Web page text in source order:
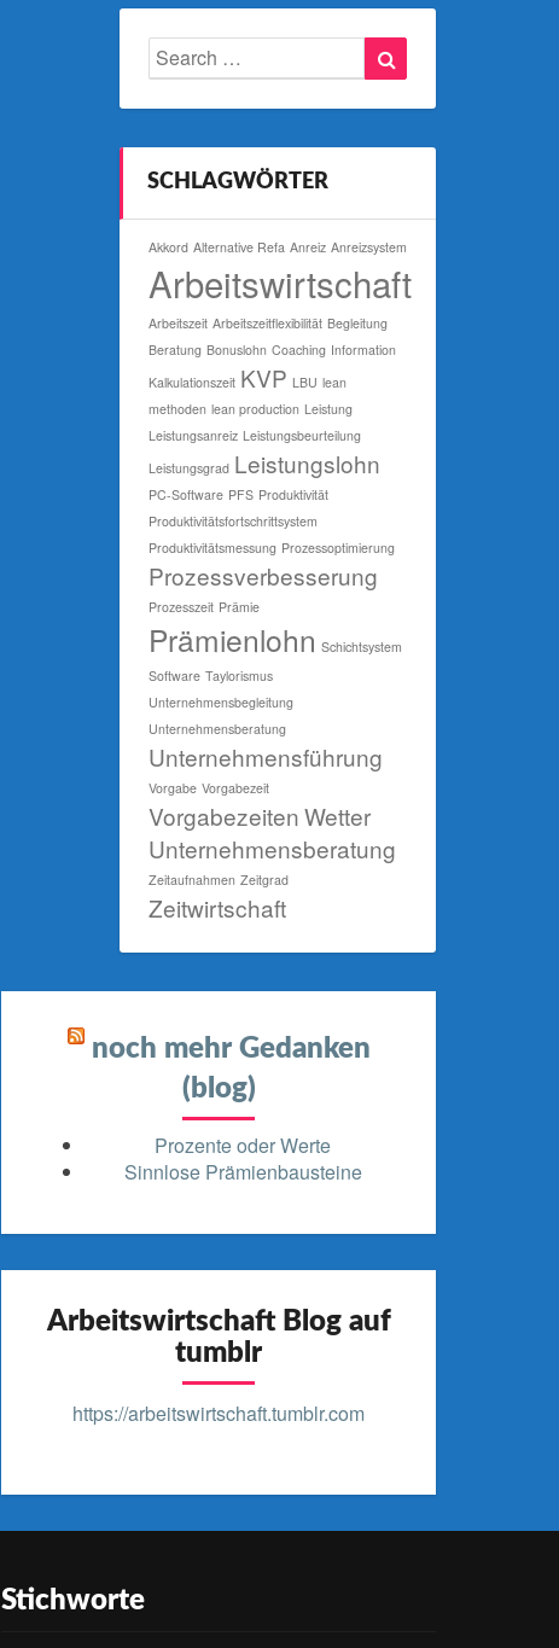
Search
for:
SCHLAGWÖRTER
Akkord Alternative Refa Anreiz Anreizsystem
Arbeitswirtschaft
Arbeitszeit Arbeitszeitflexibilität Begleitung
Beratung Bonuslohn Coaching Information
Kalkulationszeit KVP LBU lean
methoden lean production Leistung
Leistungsanreiz Leistungsbeurteilung
Leistungsgrad Leistungslohn
PC-Software PFS Produktivität
Produktivitätsfortschrittsystem
Produktivitätsmessung Prozessoptimierung
Prozessverbesserung
Prozesszeit Prämie
Prämienlohn Schichtsystem
Software Taylorismus
Unternehmensbegleitung
Unternehmensberatung
Unternehmensführung
Vorgabe Vorgabezeit
VorgabezeitenWetter
Unternehmensberatung
Zeitaufnahmen Zeitgrad
Zeitwirtschaft
noch mehr Gedanken
(blog)
Prozente oder Werte
Sinnlose Prämienbausteine
Arbeitswirtschaft Blog auf
tumblr
https://arbeitswirtschaft.tumblr.com
Stichworte